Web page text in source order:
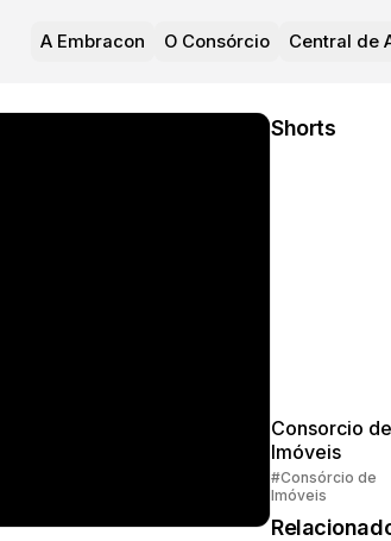
A Embracon O Consórcio Central de
Shorts
Consorcio de
Imóveis
#Consórcio de
Imóveis